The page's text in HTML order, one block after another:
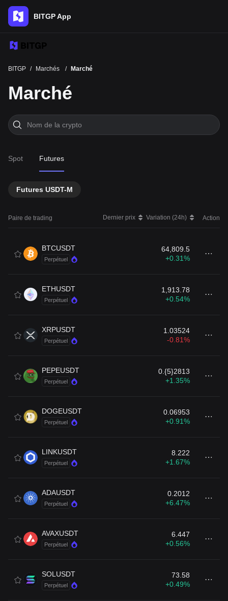
BITGP App
BITGP / Marchés / Marché
Marché
Spot Futures
Futures USDT-M
Paire de trading Dernier prix Variation (24h) Action
BTCUSDT
Perpétuel
64,809.5
+0.31%
ETHUSDT
Perpétuel
1,913.78
+0.54%
XRPUSDT
Perpétuel
1.03524
-0.81%
PEPEUSDT
Perpétuel
0.{5}2813
+1.35%
DOGEUSDT
Perpétuel
0.06953
+0.91%
LINKUSDT
Perpétuel
8.222
+1.67%
ADAUSDT
Perpétuel
0.2012
+6.47%
AVAXUSDT
Perpétuel
6.447
+0.56%
SOLUSDT
Perpétuel
73.58
+0.49%